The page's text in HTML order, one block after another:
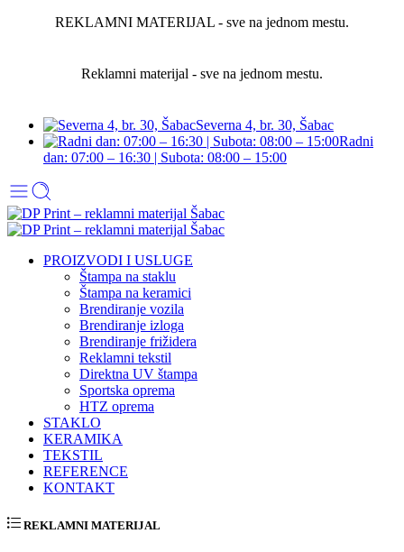
REKLAMNI MATERIJAL - sve na jednom mestu.
Reklamni materijal - sve na jednom mestu.
Severna 4, br. 30, Šabac
Radni
dan: 07:00 – 16:30 | Subota: 08:00 – 15:00
PROIZVODI I USLUGE
Štampa na staklu
Štampa na keramici
Brendiranje vozila
Brendiranje izloga
Brendiranje frižidera
Reklamni tekstil
Direktna UV štampa
Sportska oprema
HTZ oprema
STAKLO
KERAMIKA
TEKSTIL
REFERENCE
KONTAKT
REKLAMNI MATERIJAL